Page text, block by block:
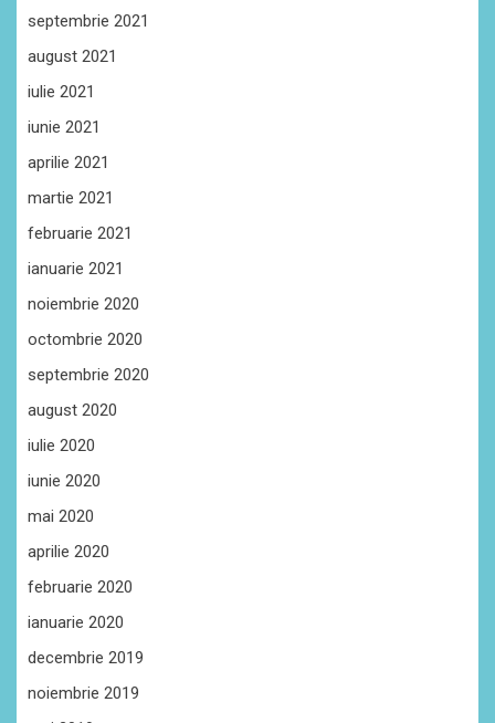
septembrie 2021
august 2021
iulie 2021
iunie 2021
aprilie 2021
martie 2021
februarie 2021
ianuarie 2021
noiembrie 2020
octombrie 2020
septembrie 2020
august 2020
iulie 2020
iunie 2020
mai 2020
aprilie 2020
februarie 2020
ianuarie 2020
decembrie 2019
noiembrie 2019